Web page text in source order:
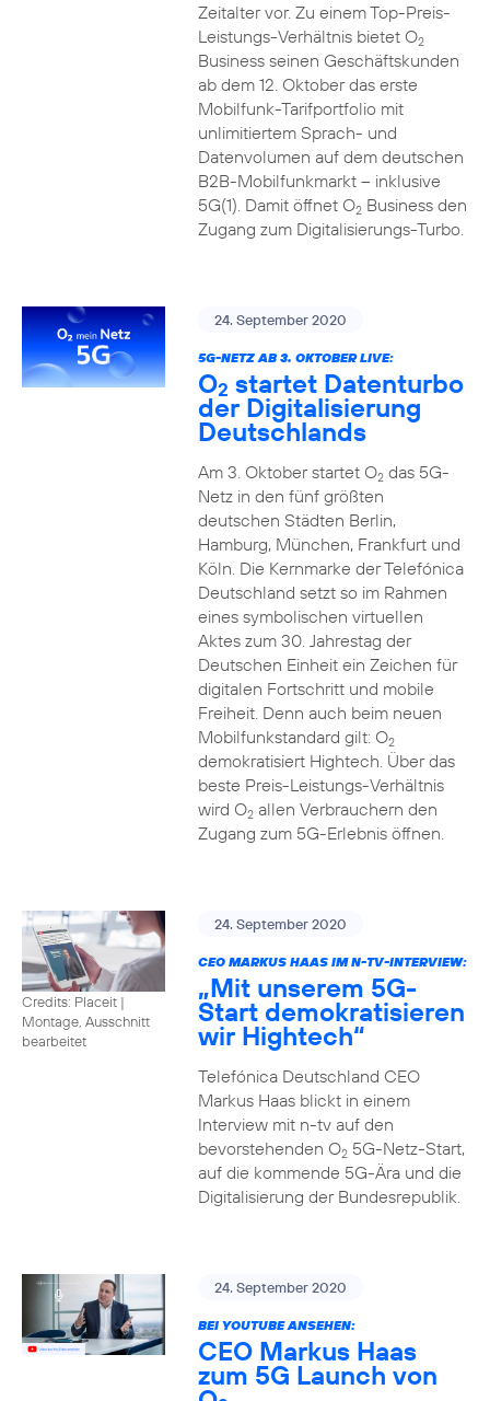
Zeitalter vor. Zu einem Top-Preis-
Leistungs-Verhältnis bietet O2
Business seinen Geschäftskunden
ab dem 12. Oktober das erste
Mobilfunk-Tarifportfolio mit
unlimitiertem Sprach- und
Datenvolumen auf dem deutschen
B2B-Mobilfunkmarkt – inklusive
5G(1). Damit öffnet O2Business den
Zugang zum Digitalisierungs-Turbo.
24. September 2020
5G-NETZ AB 3. OKTOBER LIVE:
O2 startet Datenturbo
der Digitalisierung
Deutschlands
Am 3. Oktober startet O2das 5G-
Netz in den fünf größten
deutschen Städten Berlin,
Hamburg, München, Frankfurt und
Köln. Die Kernmarke der Telefónica
Deutschland setzt so im Rahmen
eines symbolischen virtuellen
Aktes zum 30. Jahrestag der
Deutschen Einheit ein Zeichen für
digitalen Fortschritt und mobile
Freiheit. Denn auch beim neuen
Mobilfunkstandard gilt: O2
demokratisiert Hightech. Über das
beste Preis-Leistungs-Verhältnis
wird O2allen Verbrauchern den
Zugang zum 5G-Erlebnis öffnen.
Credits: Placeit |
Montage, Ausschnitt
bearbeitet
24. September 2020
CEO MARKUS HAAS IM N-TV-INTERVIEW:
„Mit unserem 5G-
Start demokratisieren
wir Hightech“
Telefónica Deutschland CEO
Markus Haas blickt in einem
Interview mit n-tv auf den
bevorstehenden O25G-Netz-Start,
auf die kommende 5G-Ära und die
Digitalisierung der Bundesrepublik.
24. September 2020
BEI YOUTUBE ANSEHEN:
CEO Markus Haas
zum 5G Launch von